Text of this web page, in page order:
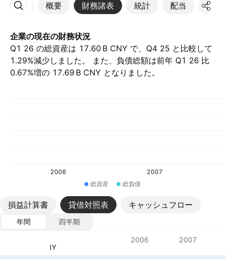
概要 財務諸表 統計 配当 決算
その他
企業の現在の財務状況
Q1 26 の総資産は ‪17.60 B‬ CNY で、Q4 25 と比較して
1.29%減少しました。 また、負債総額は前年 Q1 26 比
0.67%増の ‪17.69 B‬ CNY となりました。
2006
2007
総資産
総負債
損益計算書 貸借対照表 キャッシュフロー
年間
四半期
通貨: CNY
2006 2007